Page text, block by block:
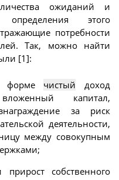
ожиданий и
этого
потребности
Так, можно найти
[1]:
форме чистый доход
капитал,
за риск
деятельности,
между совокупным
собственного